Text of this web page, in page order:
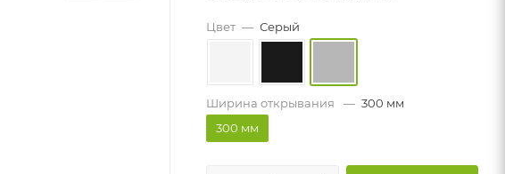
Цвет — Серый
Ширина открывания — 300 мм
300 мм